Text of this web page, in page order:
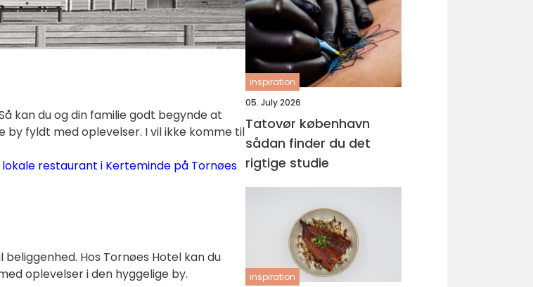
kan du og din familie godt begynde at
fyldt med oplevelser. I vil ikke komme til
restaurant i Kerteminde på Tornøes
Hos Tornøes Hotel kan du
oplevelser i den hyggelige by.
inspiration
05. July 2026
Tatovør københavn
sådan finder du det
rigtige studie
inspiration